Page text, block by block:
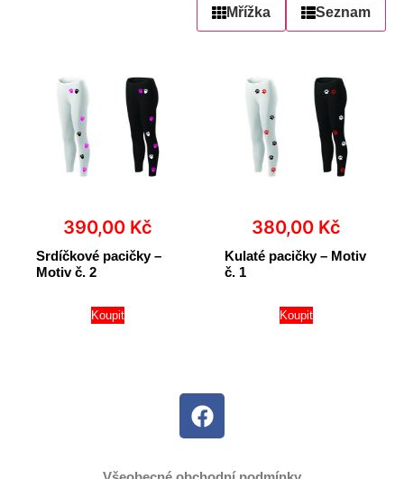
Mřížka Seznam
390,00 Kč
Srdíčkové pacičky –
Motiv č. 2
Koupit
380,00 Kč
Kulaté pacičky – Motiv
č. 1
Koupit